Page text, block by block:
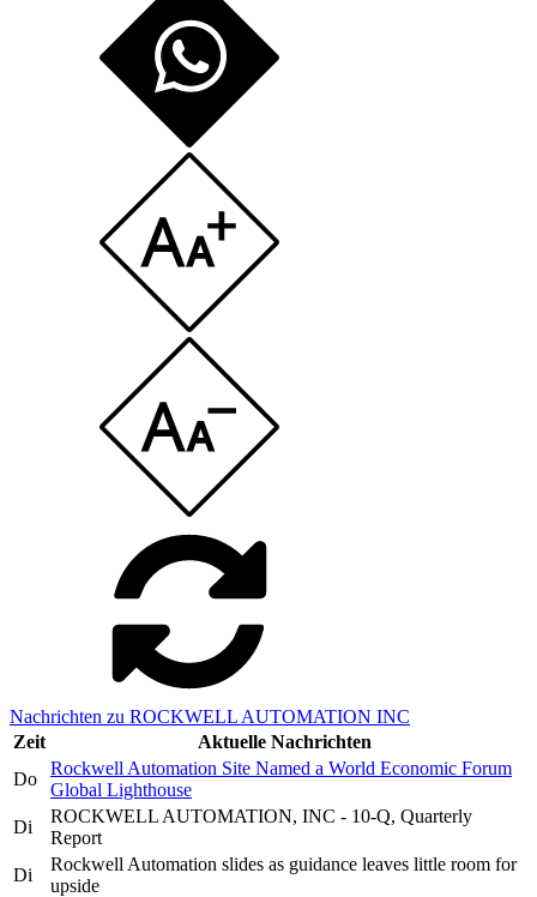
Nachrichten zu ROCKWELL AUTOMATION INC
Zeit
Aktuelle Nachrichten
Do
Rockwell Automation Site Named a World Economic Forum
Global Lighthouse
Di
ROCKWELL AUTOMATION, INC - 10-Q, Quarterly
Report
Di
Rockwell Automation slides as guidance leaves little room for
upside